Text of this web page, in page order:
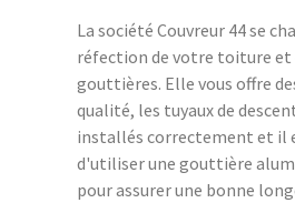
La société Couvreur 44 se
réfection de votre toiture et
gouttières. Elle vous offre
qualité, les tuyaux de
installés correctement et il
d'utiliser une gouttière
pour assurer une bonne